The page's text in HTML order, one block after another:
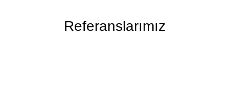
Referanslarımız